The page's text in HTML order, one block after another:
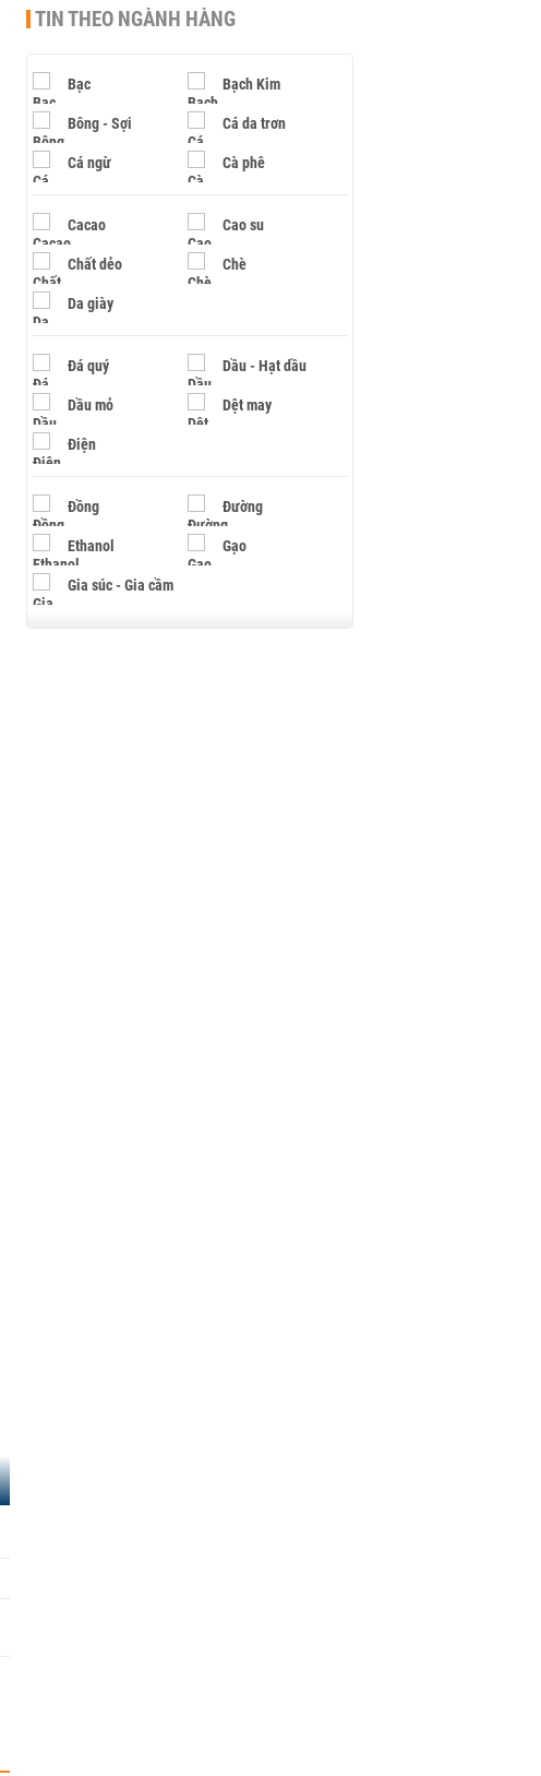
TIN THEO NGÀNH HÀNG
Bạc Bạch Kim
Bông - Sợi Cá da trơn
Cá ngừ Cà phê
Cacao Cao su
Chất dẻo Chè
Da giày
Đá quý Dầu - Hạt dầu
Dầu mỏ Dệt may
Điện
Đồng Đường
Ethanol Gạo
Gia súc - Gia cầm